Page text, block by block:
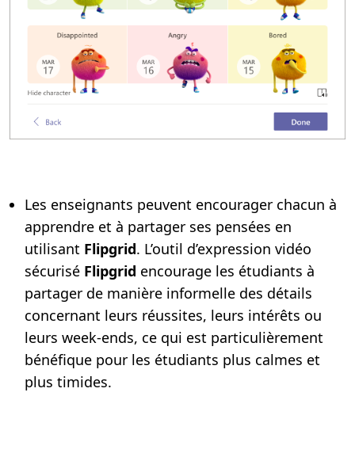
Les enseignants peuvent encourager chacun à
apprendre et à partager ses pensées en
utilisant Flipgrid. L’outil d’expression vidéo
sécurisé Flipgrid encourage les étudiants à
partager de manière informelle des détails
concernant leurs réussites, leurs intérêts ou
leurs week-ends, ce qui est particulièrement
bénéfique pour les étudiants plus calmes et
plus timides.